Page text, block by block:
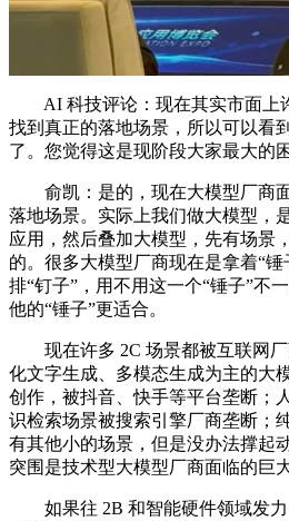
AI 科技评论：现在其实市面上
找到真正的落地场景，所以可以看
了。您觉得这是现阶段大家最大的
俞凯：是的，现在大模型厂商
落地场景。实际上我们做大模型，
应用，然后叠加大模型，先有场景
的。很多大模型厂商现在是拿着“锤
排“钉子”，用不用这一个“锤子”不
他的“锤子”更适合。
现在许多 2C 场景都被互联网厂
化文字生成、多模态生成为主的大
创作，被抖音、快手等平台垄断；
识检索场景被搜索引擎厂商垄断；
有其他小的场景，但是没办法撑起
突围是技术型大模型厂商面临的巨
如果往 2B 和智能硬件领域发力